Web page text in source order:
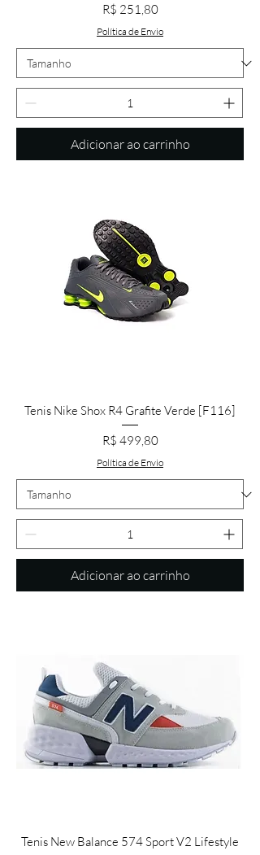
Preço
R$ 251,80
Política de Envio
Adicionar ao carrinho
Tenis Nike Shox R4 Grafite Verde [F116]
Preço
R$ 499,80
Política de Envio
Adicionar ao carrinho
Tenis New Balance 574 Sport V2 Lifestyle